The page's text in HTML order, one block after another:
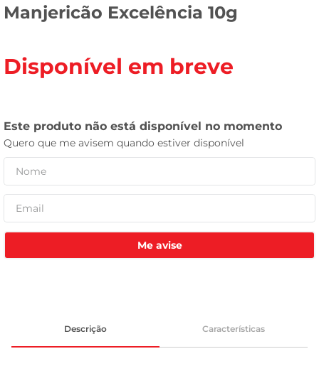
Manjericão Excelência 10g
Disponível em breve
Me avise
Descrição Características
café
frango
celular